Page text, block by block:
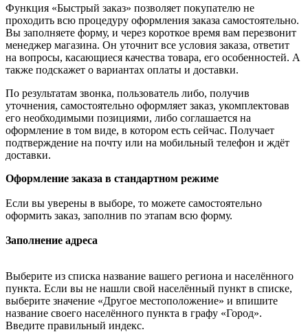
Функция «Быстрый заказ» позволяет покупателю не
проходить всю процедуру оформления заказа самостоятельно.
Вы заполняете форму, и через короткое время вам перезвонит
менеджер магазина. Он уточнит все условия заказа, ответит
на вопросы, касающиеся качества товара, его особенностей. А
также подскажет о вариантах оплаты и доставки.
По результатам звонка, пользователь либо, получив
уточнения, самостоятельно оформляет заказ, укомплектовав
его необходимыми позициями, либо соглашается на
оформление в том виде, в котором есть сейчас. Получает
подтверждение на почту или на мобильный телефон и ждёт
доставки.
Оформление заказа в стандартном режиме
Если вы уверены в выборе, то можете самостоятельно
оформить заказ, заполнив по этапам всю форму.
Заполнение адреса
Выберите из списка название вашего региона и населённого
пункта. Если вы не нашли свой населённый пункт в списке,
выберите значение «Другое местоположение» и впишите
название своего населённого пункта в графу «Город».
Введите правильный индекс.